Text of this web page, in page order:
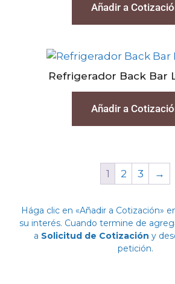
Añadir a
Refrigerador Back Bar
Añadir a
1 2 3 →
Hága clic en «Añadir a Cotización»
su interés. Cuando termine de
a Solicitud de Cotización y
petición.